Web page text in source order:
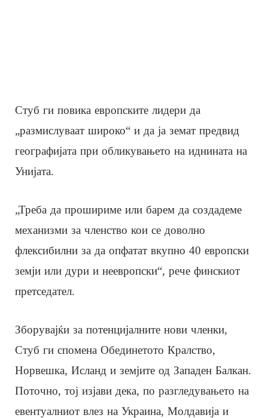
Стуб ги повика европските лидери да
„размислуваат широко“ и да ја земат предвид
географијата при обликувањето на иднината на
Унијата.
„Треба да прошириме или барем да создадеме
механизми за членство кои се доволно
флексибилни за да опфатат вкупно 40 европски
земји или дури и неевропски“, рече финскиот
претседател.
Зборувајќи за потенцијалните нови членки,
Стуб ги спомена Обединетото Кралство,
Норвешка, Исланд и земјите од Западен Балкан.
Поточно, тој изјави дека, по разгледувањето на
евентуалниот влез на Украина, Молдавија и